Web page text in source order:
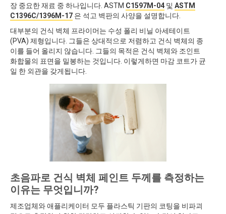
장 중요한 재료 중 하나입니다. ASTM C1597M-04 및 ASTM
C1396C/1396M-17 은 석고 벽판의 사양을 설명합니다.
대부분의 건식 벽체 프라이머는 수성 폴리 비닐 아세테이트
(PVA) 제형입니다. 그들은 상대적으로 저렴하고 건식 벽체의 종
이를 들어 올리지 않습니다. 그들의 목적은 건식 벽체와 조인트
화합물의 표면을 밀봉하는 것입니다. 이렇게하면 마감 코트가 균
일 한 외관을 갖게됩니다.
초음파로 건식 벽체 페인트 두께를 측정하는
이유는 무엇입니까?
제조업체와 애플리케이터 모두 플라스틱 기판의 코팅을 비파괴